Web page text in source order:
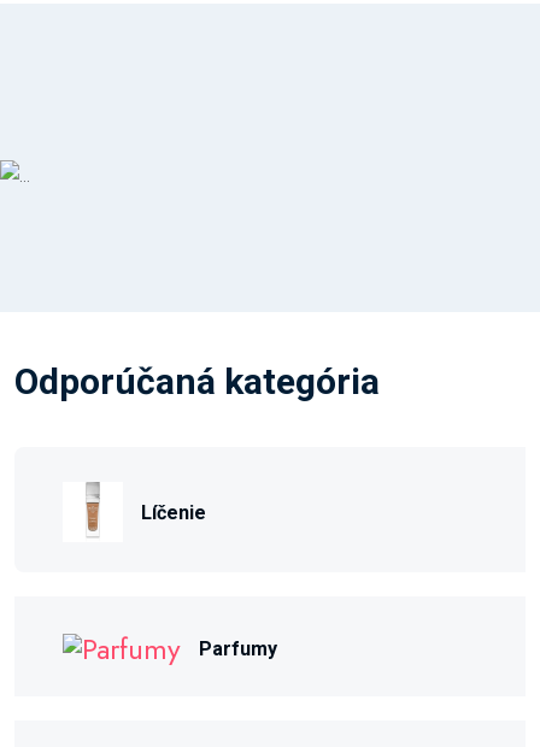
Odporúčaná kategória
Líčenie
Parfumy